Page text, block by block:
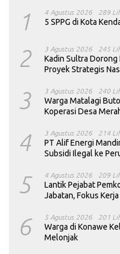
1 4 Agustus 2026 289
5 SPPG di Kota
2 3 Agustus 2026 245
Kadin Sultra
Proyek Strategis
3 3 Agustus 2026 240
Warga Matalagi
Koperasi Desa
4 3 Agustus 2026 214
PT Alif Energi
Subsidi Ilegal ke
5 4 Agustus 2026 209
Lantik Pejabat
Jabatan, Fokus Kerja
6 5 Agustus 2026 201
Warga di Konawe
Melonjak